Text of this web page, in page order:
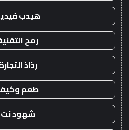
هيدب
رمح
رذاذ التجارة
طعم
شهود نت